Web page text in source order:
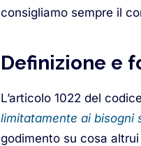
consigliamo sempre il
Definizione e
L’articolo 1022 del
limitatamente ai bisogni
godimento su cosa